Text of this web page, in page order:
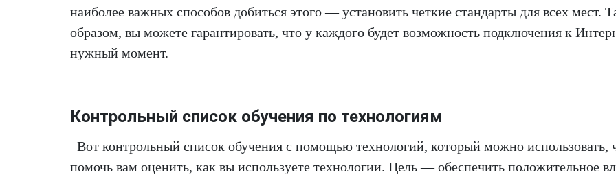
наиболее важных способов добиться этого — установить четкие стандарты для всех мест.
образом, вы можете гарантировать, что у каждого будет возможность подключения к
нужный момент.
Контрольный список обучения по технологиям
Вот контрольный список обучения с помощью технологий, который можно использовать,
помочь вам оценить, как вы используете технологии. Цель — обеспечить положительное